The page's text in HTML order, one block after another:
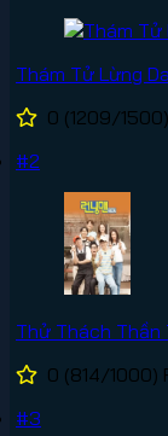
Thám Tử Lừng
0 (1209/1500)
#2
Thử Thách Thần
0 (814/1000)
#3